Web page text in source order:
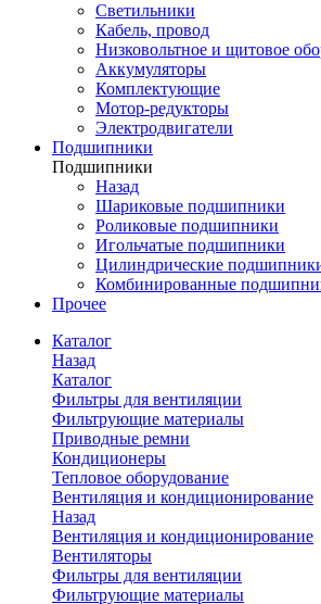
Светильники
Кабель, провод
Низковольтное и щитовое
Аккумуляторы
Комплектующие
Мотор-редукторы
Электродвигатели
Подшипники
Подшипники
Назад
Шариковые подшипники
Роликовые подшипники
Игольчатые подшипники
Цилиндрические
Комбинированные
Прочее
Каталог
Назад
Каталог
Фильтры для вентиляции
Фильтрующие материалы
Приводные ремни
Кондиционеры
Тепловое оборудование
Вентиляция и кондиционирование
Назад
Вентиляция и кондиционирование
Вентиляторы
Фильтры для вентиляции
Фильтрующие материалы